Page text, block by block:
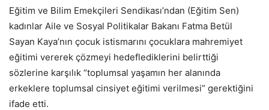
Eğitim ve Bilim Emekçileri Sendikası’ndan (Eğitim Sen)
kadınlar Aile ve Sosyal Politikalar Bakanı Fatma Betül
Sayan Kaya’nın çocuk istismarını çocuklara mahremiyet
eğitimi vererek çözmeyi hedeflediklerini belirttiği
sözlerine karşılık “toplumsal yaşamın her alanında
erkeklere toplumsal cinsiyet eğitimi verilmesi” gerektiğini
ifade etti.